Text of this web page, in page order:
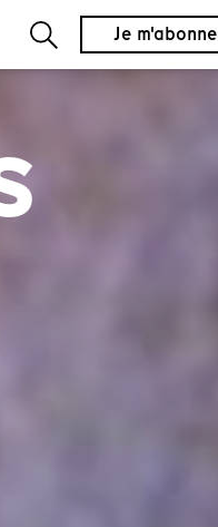
Je m'abonne